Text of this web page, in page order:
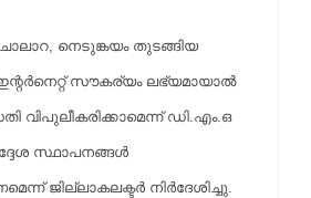
നെടുങ്കയം തുടങ്ങിയ
സൗകര്യം ലഭ്യമായാല്‍
വിപുലീകരിക്കാമെന്ന് ഡി.എം.ഒ
സ്ഥാപനങ്ങള്‍
ജില്ലാകലക്ടര്‍ നിര്‍ദേശിച്ചു.